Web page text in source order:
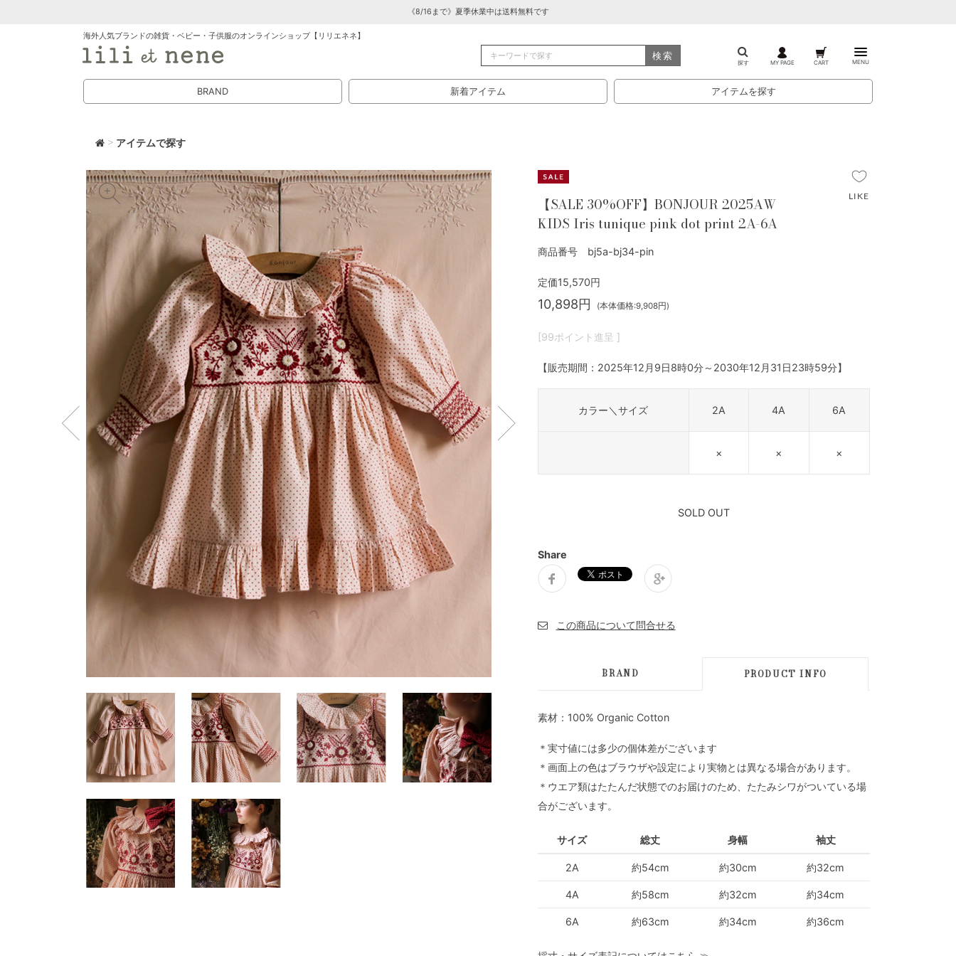
《8/16まで》夏季休業中は送料無料です
海外人気ブランドの雑貨・ベビー・子供服のオンラインショップ【リリエネネ】
検索
探す MY PAGE CART MENU
BRAND 新着アイテム アイテムを探す
> アイテムで探す
【SALE 30%OFF】BONJOUR 2025AW
KIDS Iris tunique pink dot print 2A-6A
商品番号 bj5a-bj34-pin
定価15,570円
10,898円 (本体価格:9,908円)
[99ポイント進呈 ]
【販売期間： 2025年12月9日8時0分～ 2030年12月31日23時59分】
カラー＼サイズ 2A 4A 6A
× × ×
SOLD OUT
Share
BRAND PRODUCT INFO
素材：100% Organic Cotton
＊実寸値には多少の個体差がございます
＊画面上の色はブラウザや設定により実物とは異なる場合があります。
＊ウエア類はたたんだ状態でのお届けのため、たたみシワがついている場
合がございます。
サイズ 総丈 身幅 袖丈
2A 約54cm 約30cm 約32cm
4A 約58cm 約32cm 約34cm
6A 約63cm 約34cm 約36cm